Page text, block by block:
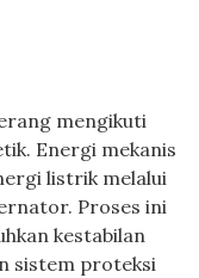
mengikuti
Energi mekanis
listrik melalui
Proses ini
kestabilan
sistem proteksi